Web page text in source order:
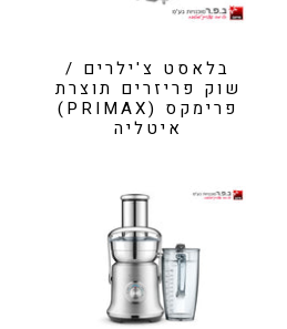
בלאסט צ'ילרים /
שוק פריזרים תוצרת
פרימקס (PRIMAX)
איטליה